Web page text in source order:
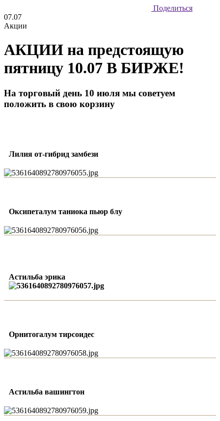
Поделиться
07.07
Акции
АКЦИИ на предстоящую
пятницу 10.07 В БИРЖЕ!
На торговый день 10 июля мы советуем
положить в свою корзину
Лилия от-гибрид замбези
Оксипеталум таниока пьюр блу
Астильба эрика
Орнитогалум тирсоидес
Астильба вашингтон